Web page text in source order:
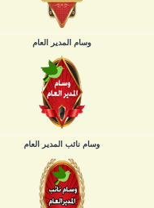
وسام المدير العام
وسام نائب المدير العام